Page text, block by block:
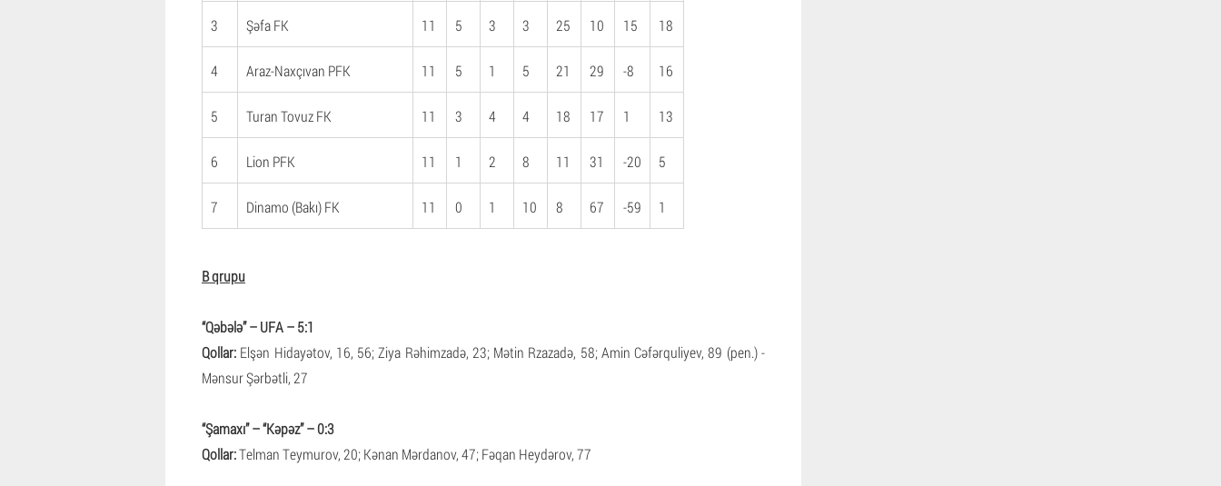
3 Şəfa FK 11 5 3 3 25 10 15 18
4 Araz-Naxçıvan PFK 11 5 1 5 21 29 -8 16
5 Turan Tovuz FK 11 3 4 4 18 17 1 13
6 Lion PFK 11 1 2 8 11 31 -20 5
7 Dinamo (Bakı) FK 11 0 1 10 8 67 -59 1
B qrupu
“Qəbələ” – UFA – 5:1
Qollar: Elşən Hidayətov, 16, 56; Ziya Rəhimzadə, 23; Mətin Rzazadə, 58; Amin Cəfərquliyev, 89 (pen.) -
Mənsur Şərbətli, 27
“Şamaxı” – “Kəpəz” – 0:3
Qollar:Telman Teymurov, 20; Kənan Mərdanov, 47; Fəqan Heydərov, 77